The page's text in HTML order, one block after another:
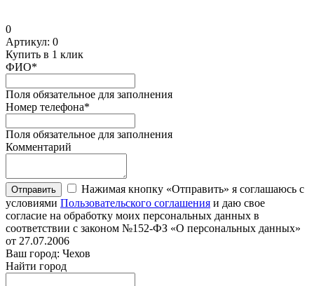
0
Артикул: 0
Купить в 1 клик
ФИО*
Поля обязательное для заполнения
Номер телефона*
Поля обязательное для заполнения
Комментарий
Отправить
Нажимая кнопку «Отправить» я соглашаюсь с
условиями Пользовательского соглашения и даю свое
согласие на обработку моих персональных данных в
соответствии с законом №152-ФЗ «О персональных данных»
от 27.07.2006
Ваш город: Чехов
Найти город